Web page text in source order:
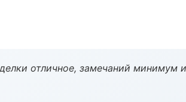
отличное, замечаний минимум